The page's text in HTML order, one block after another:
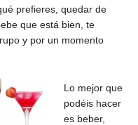
prefieres, quedar de
que está bien, te
y por un momento
Lo mejor que
podéis hacer
es beber,